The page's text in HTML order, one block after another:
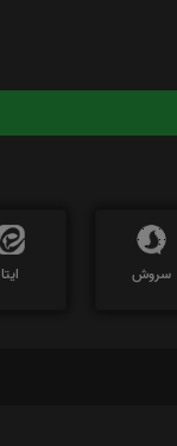
سروش ایتا